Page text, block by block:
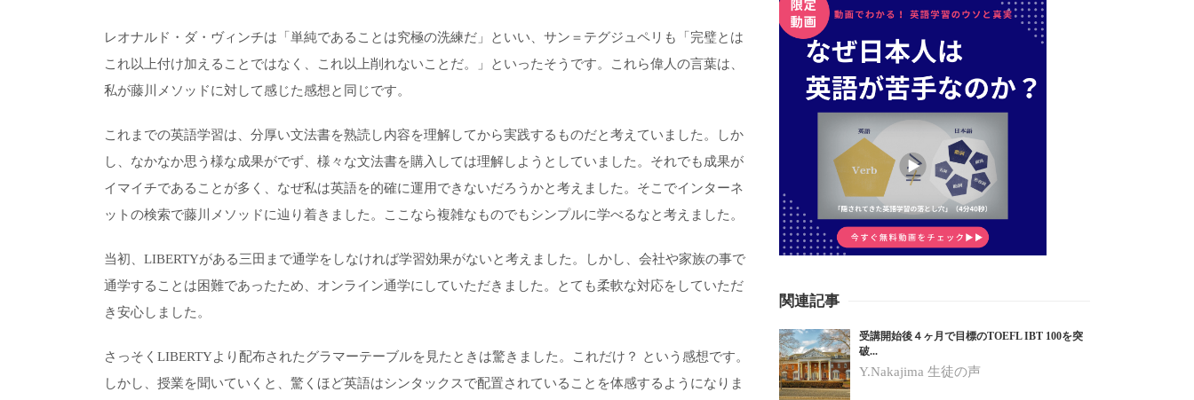
レオナルド・ダ・ヴィンチは「単純であることは究極の洗練だ」といい、サン＝テグジュペリも「完璧とは
これ以上付け加えることではなく、これ以上削れないことだ。」といったそうです。これら偉人の言葉は、
私が藤川メソッドに対して感じた感想と同じです。
これまでの英語学習は、分厚い文法書を熟読し内容を理解してから実践するものだと考えていました。しか
し、なかなか思う様な成果がでず、様々な文法書を購入しては理解しようとしていました。それでも成果が
イマイチであることが多く、なぜ私は英語を的確に運用できないだろうかと考えました。そこでインターネ
ットの検索で藤川メソッドに辿り着きました。ここなら複雑なものでもシンプルに学べるなと考えました。
当初、LIBERTYがある三田まで通学をしなければ学習効果がないと考えました。しかし、会社や家族の事で
通学することは困難であったため、オンライン通学にしていただきました。とても柔軟な対応をしていただ
き安心しました。
さっそくLIBERTYより配布されたグラマーテーブルを見たときは驚きました。これだけ？ という感想です。
しかし、授業を聞いていくと、驚くほど英語はシンタックスで配置されていることを体感するようになりま
関連記事
受講開始後４ヶ月で目標のTOEFL IBT 100を突
破...
Y.Nakajima 生徒の声